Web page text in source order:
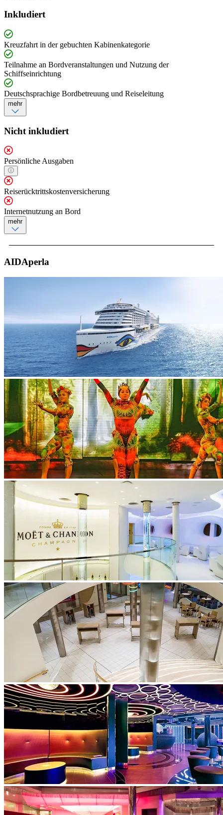
Inkludiert
Kreuzfahrt in der gebuchten Kabinenkategorie
Teilnahme an Bordveranstaltungen und Nutzung der
Schiffseinrichtung
Deutschsprachige Bordbetreuung und Reiseleitung
mehr
Nicht inkludiert
Persönliche Ausgaben
Reiserücktrittskostenversicherung
Internetnutzung an Bord
mehr
AIDAperla